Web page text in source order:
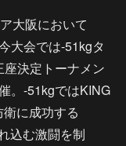
大阪において
大会では-51kgタ
決定トーナメン
。-51kgではKING
に成功する
込む激闘を制